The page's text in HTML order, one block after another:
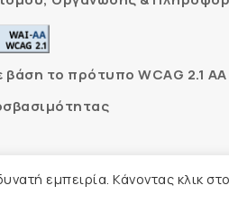
το πρότυπο WCAG 2.1 AA
Create myWeb
εμπειρία. Κάνοντας κλικ στο